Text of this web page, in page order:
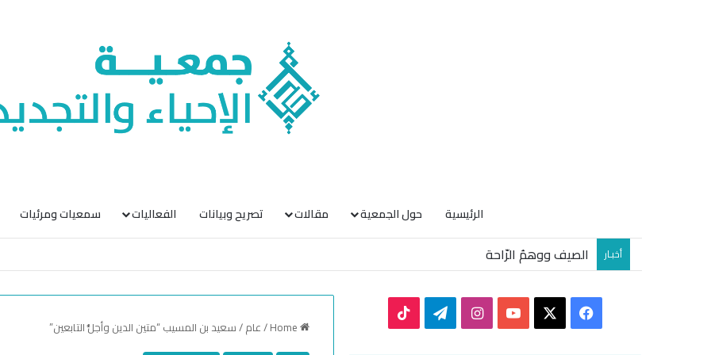
الرئيسية حول الجمعية مقالات تصريح وبيانات الفعاليات سمعيات ومرئيات
أخبـار الصيف ووهمُ الرّاحة
/عام/سعيد بن المسيب “متين الدين وأجلُّ التابعين”
Facebook
YouTube
Instagram
Telegram